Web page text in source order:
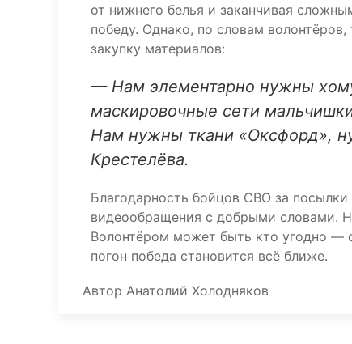
от нижнего белья и заканчивая
победу. Однако, по словам
закупку материалов:
— Нам элементарно нужны
маскировочные сети
Нам нужны ткани «Оксфорд»,
Крестелёва.
Благодарность бойцов СВО за
видеообращения с добрыми словами.
Волонтёром может быть кто угодно —
погон победа становится всё ближе.
Автор Анатолий Холодняков